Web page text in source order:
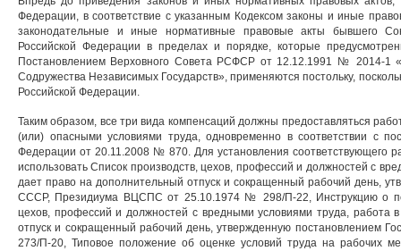
Федерации, в соответствие с указанным Кодексом законы и иные
законодательные и иные нормативные правовые акты бывшего
Российской Федерации в пределах и порядке, которые
Постановлением Верховного Совета РСФСР от 12.12.1991 № 2014-1
Содружества Независимых Государств», применяются постольку,
Российской Федерации.
Таким образом, все три вида компенсаций должны предоставляться
(или) опасными условиями труда, одновременно в соответствии с
Федерации от 20.11.2008 № 870. Для установления соответствующего
использовать Список производств, цехов, профессий и должностей с
дает право на дополнительный отпуск и сокращенный рабочий день,
СССР, Президиума ВЦСПС от 25.10.1974 № 298/П-22, Инструкцию о
цехов, профессий и должностей с вредными условиями труда, работа
отпуск и сокращенный рабочий день, утвержденную постановлением
273/П-20, Типовое положение об оценке условий труда на рабочих